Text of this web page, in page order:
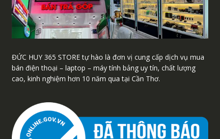
ĐỨC HUY 365 STORE tự hào là đơn vị cung cấp dịch vụ mua
bán điện thoại – laptop – máy tính bảng uy tín, chất lượng
cao, kinh nghiệm hơn 10 năm qua tại Cần Thơ.